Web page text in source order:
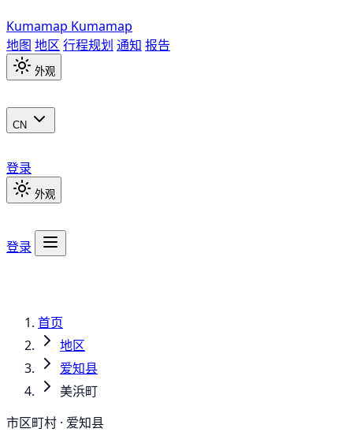
Kumamap Kumamap
地图 地区 行程规划 通知 报告
外观
CN
登录
外观
登录
首页
地区
爱知县
美浜町
市区町村 · 爱知县